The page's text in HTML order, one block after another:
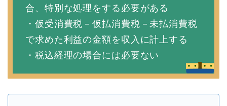
合、特別な処理をする必要がある
・仮受消費税－仮払消費税－未払消費税
で求めた利益の金額を収入に計上する
・税込経理の場合には必要ない